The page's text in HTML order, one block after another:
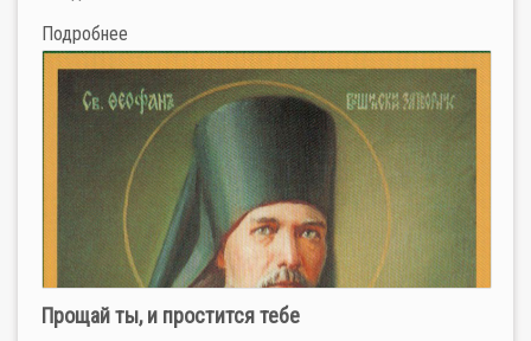
Подробнее
Прощай ты, и простится тебе